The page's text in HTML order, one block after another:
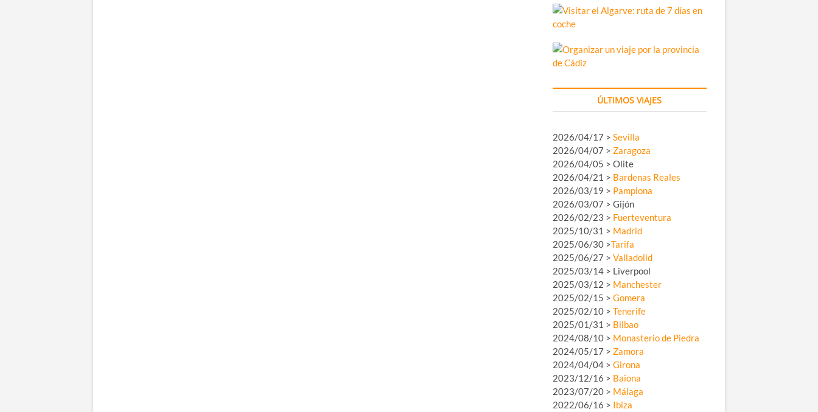
ÚLTIMOS VIAJES
2026/04/17 > Sevilla
2026/04/07 > Zaragoza
2026/04/05 > Olite
2026/04/21 > Bardenas Reales
2026/03/19 > Pamplona
2026/03/07 > Gijón
2026/02/23 > Fuerteventura
2025/10/31 > Madrid
2025/06/30 >Tarifa
2025/06/27 > Valladolid
2025/03/14 > Liverpool
2025/03/12 > Manchester
2025/02/15 > Gomera
2025/02/10 > Tenerife
2025/01/31 > Bilbao
2024/08/10 > Monasterio de Piedra
2024/05/17 > Zamora
2024/04/04 > Girona
2023/12/16 > Baiona
2023/07/20 > Málaga
2022/06/16 > Ibiza